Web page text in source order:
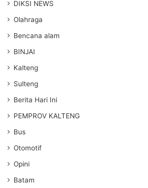
DIKSI NEWS
Olahraga
Bencana alam
BINJAI
Kalteng
Sulteng
Berita Hari Ini
PEMPROV KALTENG
Bus
Otomotif
Opini
Batam